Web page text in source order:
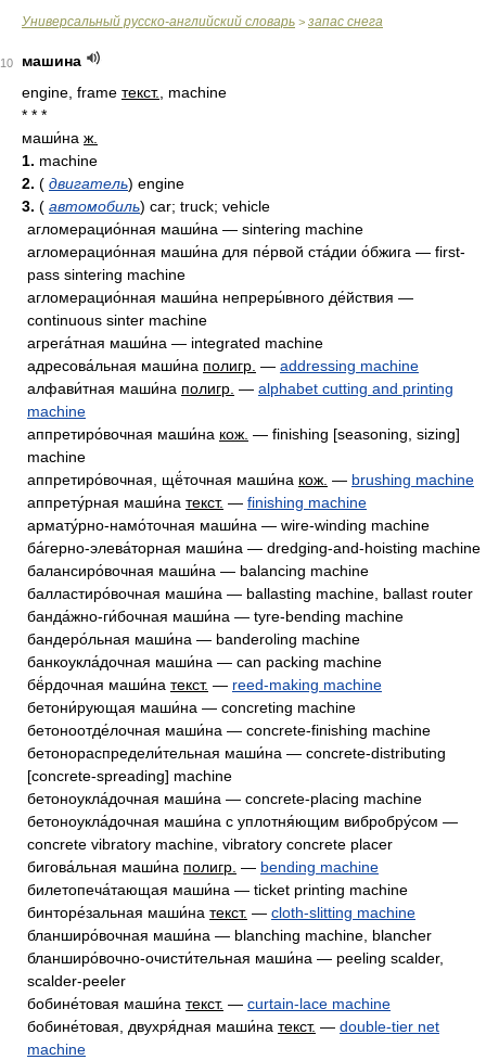
Универсальный русско-английский словарь > запас снега
10
машина
engine, frame текст. , machine
* * *
маши́на ж.
1. machine
2. ( двигатель) engine
3. ( автомобиль) car; truck; vehicle
агломерацио́нная маши́на — sintering machine
агломерацио́нная маши́на для пе́рвой ста́дии о́бжига — first-
pass sintering machine
агломерацио́нная маши́на непреры́вного де́йствия —
continuous sinter machine
агрега́тная маши́на — integrated machine
адресова́льная маши́на полигр. — addressing machine
алфави́тная маши́на полигр. — alphabet cutting and printing
machine
аппретиро́вочная маши́на кож. — finishing [seasoning, sizing]
machine
аппретиро́вочная, щё́точная маши́на кож. — brushing machine
аппрету́рная маши́на текст. — finishing machine
армату́рно-намо́точная маши́на — wire-winding machine
ба́герно-элева́торная маши́на — dredging-and-hoisting machine
балансиро́вочная маши́на — balancing machine
балластиро́вочная маши́на — ballasting machine, ballast router
банда́жно-ги́бочная маши́на — tyre-bending machine
бандеро́льная маши́на — banderoling machine
банкоукла́дочная маши́на — can packing machine
бё́рдочная маши́на текст. — reed-making machine
бетони́рующая маши́на — concreting machine
бетоноотде́лочная маши́на — concrete-finishing machine
бетонораспредели́тельная маши́на — concrete-distributing
[concrete-spreading] machine
бетоноукла́дочная маши́на — concrete-placing machine
бетоноукла́дочная маши́на с уплотня́ющим вибробру́сом —
concrete vibratory machine, vibratory concrete placer
бигова́льная маши́на полигр. — bending machine
билетопеча́тающая маши́на — ticket printing machine
бинторе́зальная маши́на текст. — cloth-slitting machine
бланширо́вочная маши́на — blanching machine, blancher
бланширо́вочно-очисти́тельная маши́на — peeling scalder,
scalder-peeler
бобине́товая маши́на текст. — curtain-lace machine
бобине́товая, двухря́дная маши́на текст. — double-tier net
machine